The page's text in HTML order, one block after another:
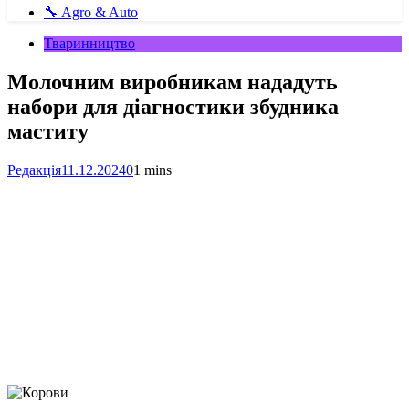
🔧 Agro & Auto
Тваринництво
Молочним виробникам нададуть
набори для діагностики збудника
маститу
Редакція11.12.202401 mins
Link
Print